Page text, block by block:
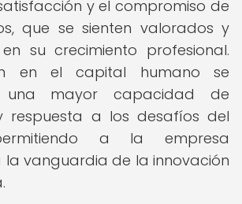
y el compromiso de
que se sienten valorados y
su crecimiento profesional.
en el capital humano se
mayor capacidad de
respuesta a los desafíos del
a la empresa
la vanguardia de la innovación